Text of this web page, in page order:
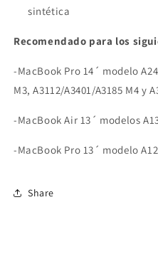
sintética
Recomendado para los
-MacBook Pro 14´ modelo
M3, A3112/A3401/A3185 M4 y
-MacBook Air 13´ modelos
-MacBook Pro 13´ modelo
Share